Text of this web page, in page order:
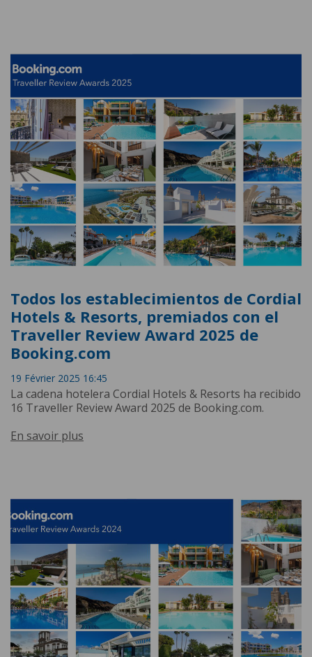
Todos los establecimientos de Cordial
Hotels & Resorts, premiados con el
Traveller Review Award 2025 de
Booking.com
19 Février 2025 16:45
La cadena hotelera Cordial Hotels & Resorts ha recibido
16 Traveller Review Award 2025 de Booking.com.
En savoir plus